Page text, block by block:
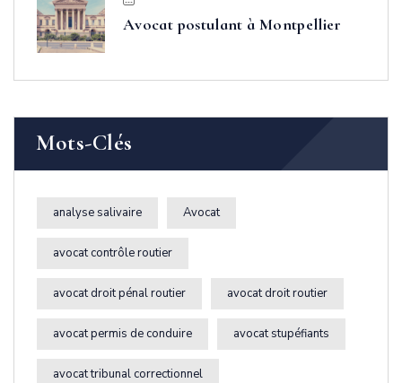
Avocat postulant à Montpellier
Mots-Clés
analyse salivaire Avocat
avocat contrôle routier
avocat droit pénal routier avocat droit routier
avocat permis de conduire avocat stupéfiants
avocat tribunal correctionnel